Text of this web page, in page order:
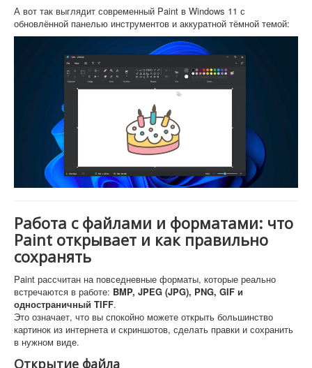
А вот так выглядит современный Paint в Windows 11 с
обновлённой панелью инструментов и аккуратной тёмной темой:
Работа с файлами и форматами: что
Paint открывает и как правильно
сохранять
Paint рассчитан на повседневные форматы, которые реально
встречаются в работе: BMP, JPEG (JPG), PNG, GIF и
одностраничный TIFF.
Это означает, что вы спокойно можете открыть большинство
картинок из интернета и скриншотов, сделать правки и сохранить
в нужном виде.
Открытие файла